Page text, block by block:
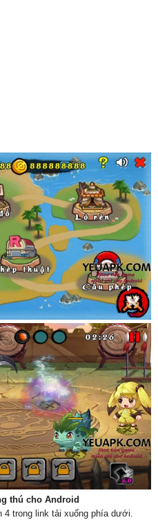
thú cho Android
trong link tải xuống phía dưới.